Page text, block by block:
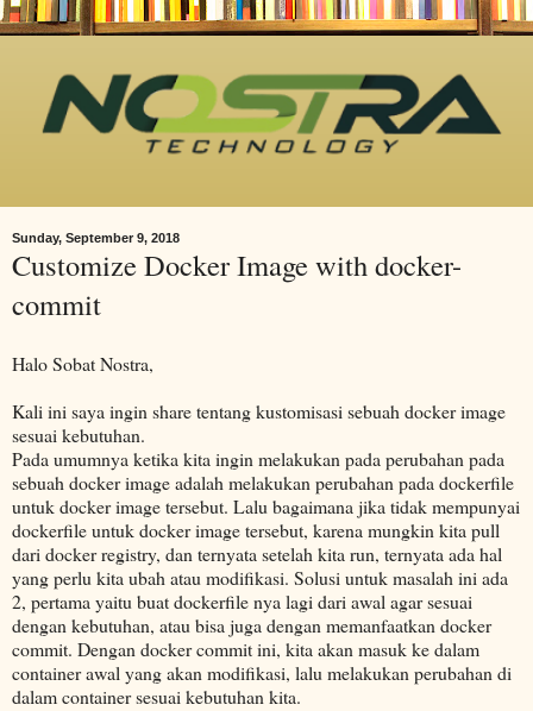
Sunday, September 9, 2018
Customize Docker Image with docker-
commit
Halo Sobat Nostra,
Kali ini saya ingin share tentang kustomisasi sebuah docker image
sesuai kebutuhan.
Pada umumnya ketika kita ingin melakukan pada perubahan pada
sebuah docker image adalah melakukan perubahan pada dockerfile
untuk docker image tersebut. Lalu bagaimana jika tidak mempunyai
dockerfile untuk docker image tersebut, karena mungkin kita pull
dari docker registry, dan ternyata setelah kita run, ternyata ada hal
yang perlu kita ubah atau modifikasi. Solusi untuk masalah ini ada
2, pertama yaitu buat dockerfile nya lagi dari awal agar sesuai
dengan kebutuhan, atau bisa juga dengan memanfaatkan docker
commit. Dengan docker commit ini, kita akan masuk ke dalam
container awal yang akan modifikasi, lalu melakukan perubahan di
dalam container sesuai kebutuhan kita.